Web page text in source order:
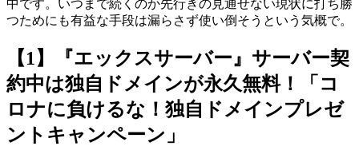
中です。いつまで続くのか先行きの見通せない現状に打ち勝
つためにも有益な手段は漏らさず使い倒そうという気概で。
【1】『エックスサーバー』サーバー契
約中は独自ドメインが永久無料！「コ
ロナに負けるな！独自ドメインプレゼ
ントキャンペーン」